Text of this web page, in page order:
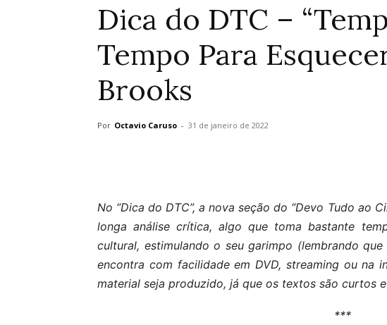
Dica do DTC –
Tempo Para
Brooks
Por Octavio Caruso - 31 de janeiro de 2022
No “Dica do DTC”, a nova seção do “Devo Tudo ao
longa análise crítica, algo que toma bastante
cultural, estimulando o seu garimpo (lembrando
encontra com facilidade em DVD, streaming ou na
material seja produzido, já que os textos são curtos
***